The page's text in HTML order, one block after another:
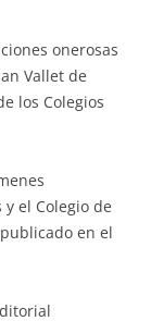
onerosas
Vallet de
los Colegios
el Colegio de
en el